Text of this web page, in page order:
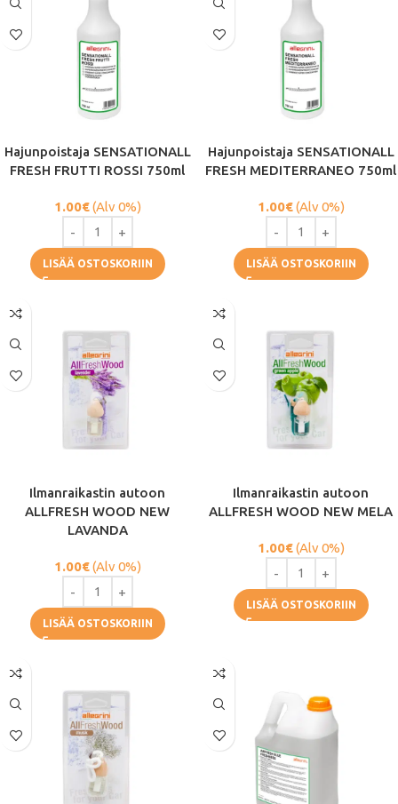
Hajunpoistaja SENSATIONALL
FRESH FRUTTI ROSSI 750ml
1.00€(Alv 0%)
LISÄÄ OSTOSKORIIN
Hajunpoistaja SENSATIONALL
FRESH MEDITERRANEO 750ml
1.00€(Alv 0%)
LISÄÄ OSTOSKORIIN
Ilmanraikastin autoon
ALLFRESH WOOD NEW
LAVANDA
1.00€(Alv 0%)
LISÄÄ OSTOSKORIIN
Ilmanraikastin autoon
ALLFRESH WOOD NEW MELA
1.00€(Alv 0%)
LISÄÄ OSTOSKORIIN